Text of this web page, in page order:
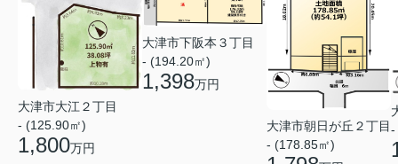
大津市大江２丁目
- (125.90㎡)
1,800万円
大津市下阪本３丁目
- (194.20㎡)
1,398万円
大津市朝日が丘２丁目
- (178.85㎡)
-